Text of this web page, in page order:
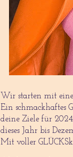
Wir starten mit
Ein schmackhaftes
deine Ziele für
dieses Jahr bis
Mit voller